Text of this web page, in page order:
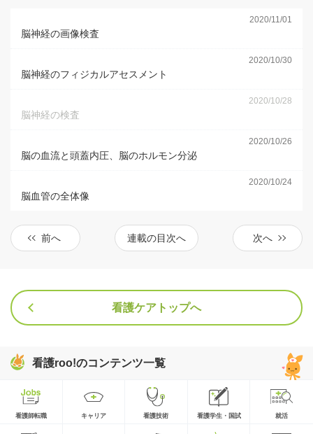
2020/11/01
脳神経の画像検査
2020/10/30
脳神経のフィジカルアセスメント
2020/10/28
脳神経の検査
2020/10/26
脳の血流と頭蓋内圧、脳のホルモン分泌
2020/10/24
脳血管の全体像
前へ 連載の目次へ 次へ
看護ケアトップへ
看護roo!のコンテンツ一覧
看護師転職 キャリア 看護技術 看護学生・国試 就活